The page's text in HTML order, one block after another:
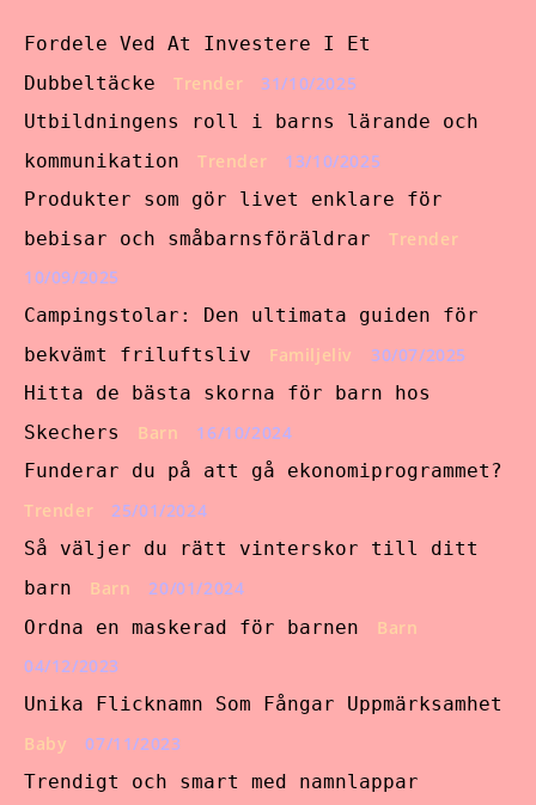
Fordele Ved At Investere I Et
Dubbeltäcke
Trender
31/10/2025
Utbildningens roll i barns lärande och
kommunikation
Trender
13/10/2025
Produkter som gör livet enklare för
bebisar och småbarnsföräldrar
Trender
10/09/2025
Campingstolar: Den ultimata guiden för
bekvämt friluftsliv
Familjeliv
30/07/2025
Hitta de bästa skorna för barn hos
Skechers
Barn
16/10/2024
Funderar du på att gå ekonomiprogrammet?
Trender
25/01/2024
Så väljer du rätt vinterskor till ditt
barn
Barn
20/01/2024
Ordna en maskerad för barnen
Barn
04/12/2023
Unika Flicknamn Som Fångar Uppmärksamhet
Baby
07/11/2023
Trendigt och smart med namnlappar